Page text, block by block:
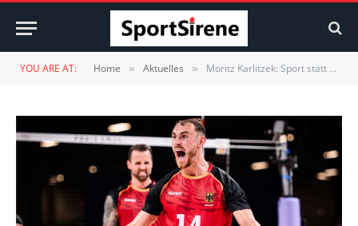
YOU ARE AT: Home » Aktuelles » Moritz Karlitzek: Sport statt Studium